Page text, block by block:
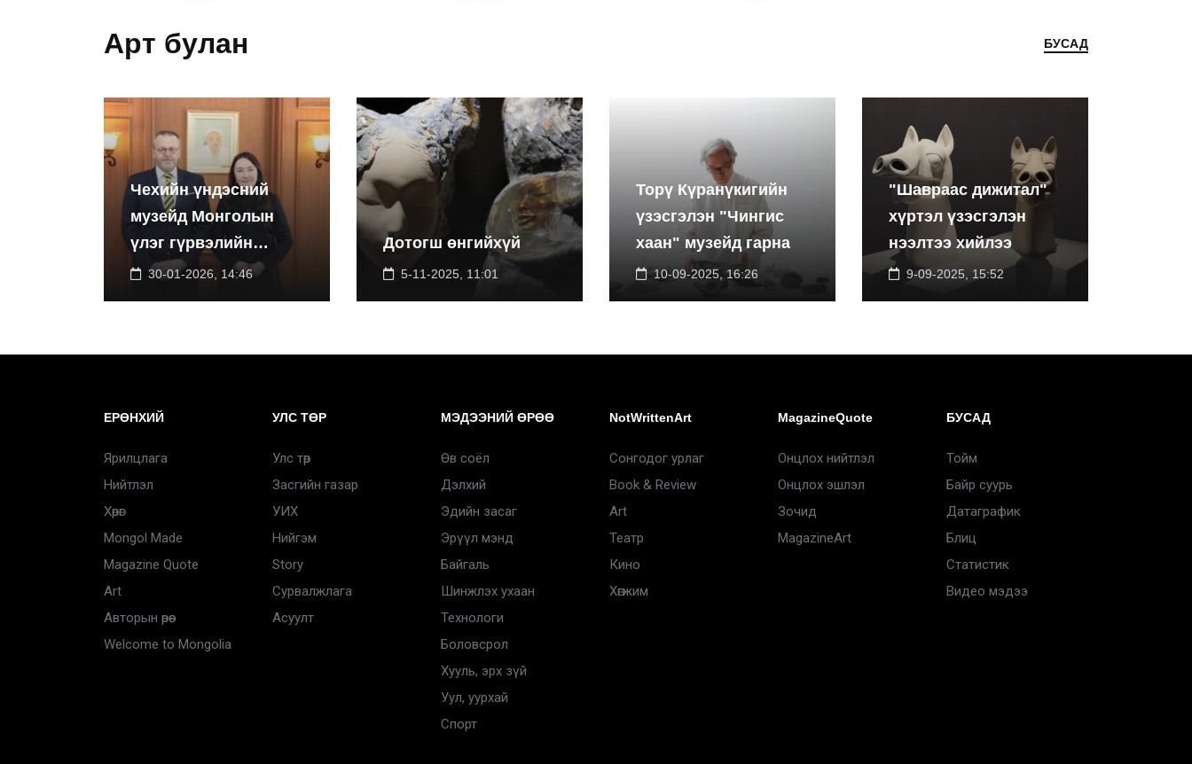
Арт булан БУСАД
Чехийн үндэсний
музейд Монголын
үлэг гүрвэлийн
үзэсгэлэнг дэлгэнэ
30-01-2026, 14:46
Дотогш өнгийхүй
5-11-2025, 11:01
Торү Күранүкигийн
үзэсгэлэн "Чингис
хаан" музейд гарна
10-09-2025, 16:26
"Шавраас дижитал"
хүртэл үзэсгэлэн
нээлтээ хийлээ
9-09-2025, 15:52
ЕРӨНХИЙ
Ярилцлага
Нийтлэл
Хөрөг
Mongol Made
Magazine Quote
Art
Авторын өрөө
Welcome to Mongolia
УЛС ТӨР
Улс төр
Засгийн газар
УИХ
Нийгэм
Story
Сурвалжлага
Асуулт
МЭДЭЭНИЙ ӨРӨӨ
Өв соёл
Дэлхий
Эдийн засаг
Эрүүл мэнд
Байгаль
Шинжлэх ухаан
Технологи
Боловсрол
Хууль, эрх зүй
Уул, уурхай
Спорт
NotWrittenArt
Сонгодог урлаг
Book & Review
Art
Театр
Кино
Хөгжим
MagazineQuote
Онцлох нийтлэл
Онцлох эшлэл
Зочид
MagazineArt
БУСАД
Тойм
Байр суурь
Датаграфик
Блиц
Статистик
Видео мэдээ